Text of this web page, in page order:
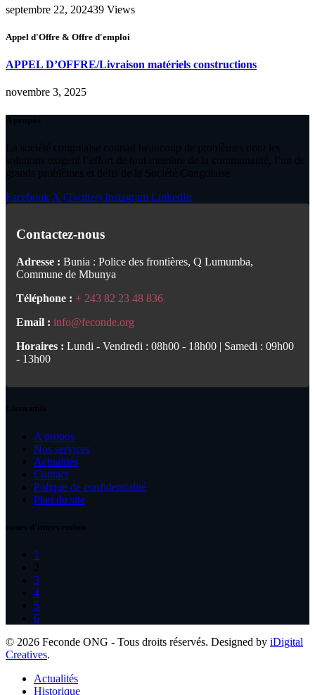
septembre 22, 202439 Views
Appel d'Offre & Offre d'emploi
APPEL D’OFFRE/Livraison matériels constructions
novembre 3, 2025
A propos
La société congolaise connait beaucoup de problèmes dont les
solutions exigent l’effort de tout membre de la communauté, l’un de
grands problèmes et défis de la Société Congolaise
Facebook X (Twitter) Instagram LinkedIn
Contactez-nous
Adresse : Bunia : Police des frontières, Q Lumumba,
Commune de Mbunya
Téléphone : + 243 82 23 48 836
Email : info@feconde.org
Horaires : Lundi - Vendredi : 08h00 - 18h00 | Samedi : 09h00
- 13h00
Liens utils
A propos
Nos services
Actualités
Contact
Polique de confidentialité
Plan du site
zones d’intervention
1
2
3
4
5
6
© 2026 Feconde ONG - Tous droits réservés. Designed by iDigital
Creatives.
Actualités
Historique